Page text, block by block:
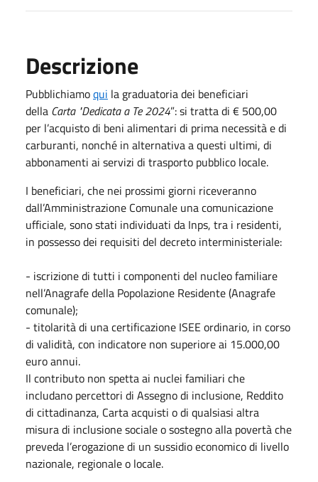
Descrizione
Pubblichiamoqui la graduatoria dei beneficiari
della Carta "Dedicata a Te 2024”: si tratta di € 500,00
per l’acquisto di beni alimentari di prima necessità e di
carburanti, nonché in alternativa a questi ultimi, di
abbonamenti ai servizi di trasporto pubblico locale.
I beneficiari, che nei prossimi giorni riceveranno
dall’Amministrazione Comunale una comunicazione
ufficiale, sono stati individuati da Inps, tra i residenti,
in possesso dei requisiti del decreto interministeriale:
- iscrizione di tutti i componenti del nucleo familiare
nell’Anagrafe della Popolazione Residente (Anagrafe
comunale);
- titolarità di una certificazione ISEE ordinario, in corso
di validità, con indicatore non superiore ai 15.000,00
euro annui.
Il contributo non spetta ai nuclei familiari che
includano percettori di Assegno di inclusione, Reddito
di cittadinanza, Carta acquisti o di qualsiasi altra
misura di inclusione sociale o sostegno alla povertà che
preveda l’erogazione di un sussidio economico di livello
nazionale, regionale o locale.